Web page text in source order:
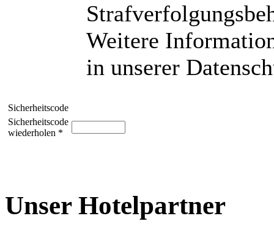
Weitere
in unserer
Sicherheitscode
Sicherheitscode
wiederholen *
Unser Hotelpartner